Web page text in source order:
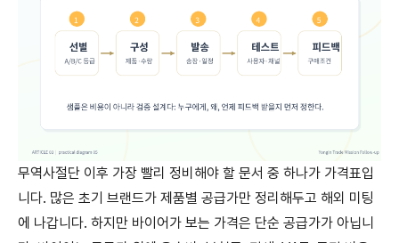
무역사절단 이후 가장 빨리 정비해야 할 문서 중 하나가 가격표입
니다. 많은 초기 브랜드가 제품별 공급가만 정리해두고 해외 미팅
에 나갑니다. 하지만 바이어가 보는 가격은 단순 공급가가 아닙니